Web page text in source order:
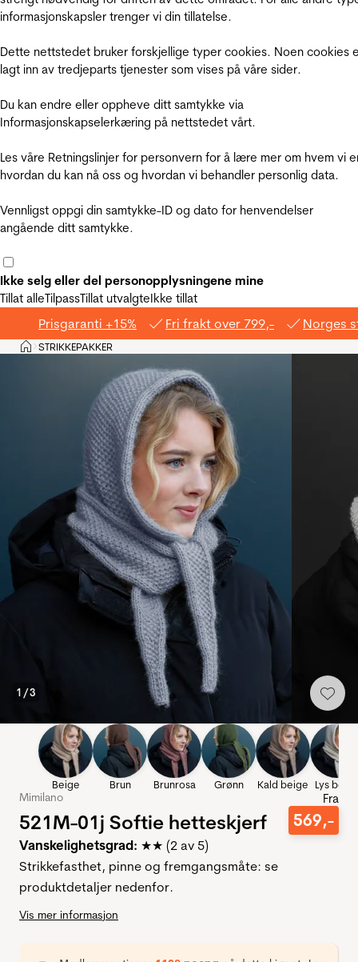
informasjonskapsler trenger vi din tillatelse.
Dette nettstedet bruker forskjellige typer cookies. Noen cookies
lagt inn av tredjeparts tjenester som vises på våre sider.
Du kan endre eller oppheve ditt samtykke via
Informasjonskapselerkæring på nettstedet vårt.
Les våre Retningslinjer for personvern for å lære mer om hvem vi
hvordan du kan nå oss og hvordan vi behandler personlig data.
Vennligst oppgi din samtykke-ID og dato for henvendelser
angående ditt samtykke.
Ikke selg eller del personopplysningene mine
Tillat alleTilpassTillat utvalgteIkke tillat
Prisgaranti +15% Fri frakt over 799,- Norges
Hjem
>STRIKKEPAKKER
1 /3
Beige Brun Brunrosa Grønn Kald beige Lys
Mimilano
521M-01j Softie hetteskjerf
Fra
569,-
Vanskelighetsgrad: ★★ (2 av 5)
Strikkefasthet, pinne og fremgangsmåte: se
produktdetaljer nedenfor.
Vis mer informasjon